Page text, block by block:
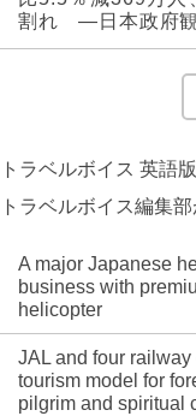
割れ ―日本政府観
トラベルボイス 英語版
トラベルボイス編集
A major Japanese
business with
helicopter
JAL and four
tourism model for
pilgrim and spiritual